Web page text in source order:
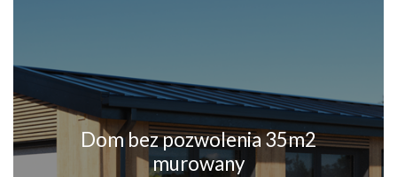
Dom bez pozwolenia 35m2
murowany